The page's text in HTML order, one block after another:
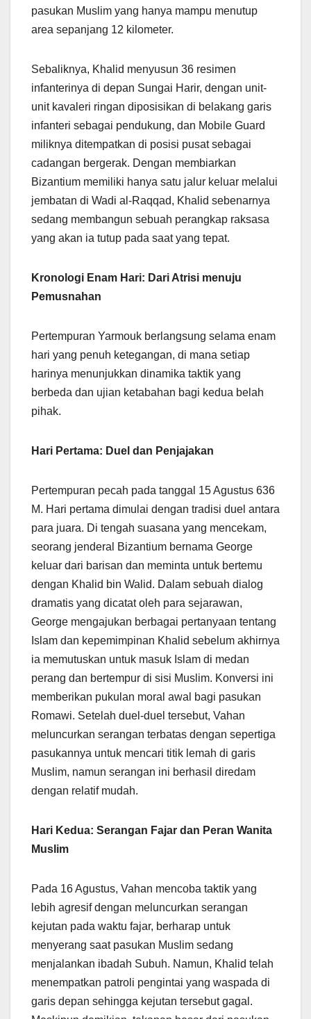
pasukan Muslim yang hanya mampu menutup
area sepanjang 12 kilometer.
Sebaliknya, Khalid menyusun 36 resimen
infanterinya di depan Sungai Harir, dengan unit-
unit kavaleri ringan diposisikan di belakang garis
infanteri sebagai pendukung, dan Mobile Guard
miliknya ditempatkan di posisi pusat sebagai
cadangan bergerak. Dengan membiarkan
Bizantium memiliki hanya satu jalur keluar melalui
jembatan di Wadi al-Raqqad, Khalid sebenarnya
sedang membangun sebuah perangkap raksasa
yang akan ia tutup pada saat yang tepat.
Kronologi Enam Hari: Dari Atrisi menuju
Pemusnahan
Pertempuran Yarmouk berlangsung selama enam
hari yang penuh ketegangan, di mana setiap
harinya menunjukkan dinamika taktik yang
berbeda dan ujian ketabahan bagi kedua belah
pihak.
Hari Pertama: Duel dan Penjajakan
Pertempuran pecah pada tanggal 15 Agustus 636
M. Hari pertama dimulai dengan tradisi duel antara
para juara. Di tengah suasana yang mencekam,
seorang jenderal Bizantium bernama George
keluar dari barisan dan meminta untuk bertemu
dengan Khalid bin Walid. Dalam sebuah dialog
dramatis yang dicatat oleh para sejarawan,
George mengajukan berbagai pertanyaan tentang
Islam dan kepemimpinan Khalid sebelum akhirnya
ia memutuskan untuk masuk Islam di medan
perang dan bertempur di sisi Muslim. Konversi ini
memberikan pukulan moral awal bagi pasukan
Romawi. Setelah duel-duel tersebut, Vahan
meluncurkan serangan terbatas dengan sepertiga
pasukannya untuk mencari titik lemah di garis
Muslim, namun serangan ini berhasil diredam
dengan relatif mudah.
Hari Kedua: Serangan Fajar dan Peran Wanita
Muslim
Pada 16 Agustus, Vahan mencoba taktik yang
lebih agresif dengan meluncurkan serangan
kejutan pada waktu fajar, berharap untuk
menyerang saat pasukan Muslim sedang
menjalankan ibadah Subuh. Namun, Khalid telah
menempatkan patroli pengintai yang waspada di
garis depan sehingga kejutan tersebut gagal.